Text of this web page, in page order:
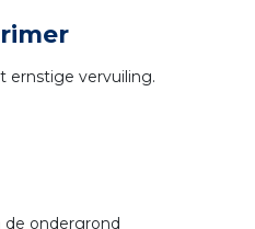
ernstige vervuiling.
ondergrond